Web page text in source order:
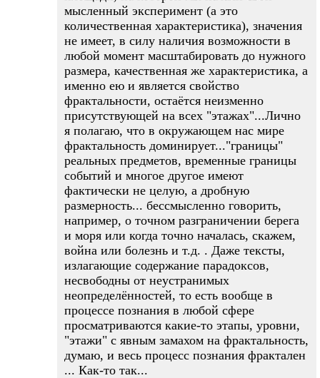
мысленный эксперимент (а это
количественная характеристика), значения
не имеет, в силу наличия возможности в
любой момент масштабировать до нужного
размера, качественная же характеристика, а
именно ею и является свойство
фрактальности, остаётся неизменно
присутствующей на всех "этажах"...Лично
я полагаю, что в окружающем нас мире
фрактальность доминирует..."границы"
реальных предметов, временные границы
событий и многое другое имеют
фактически не целую, а дробную
размерность... бессмысленно говорить,
например, о точном разграничении берега
и моря или когда точно началась, скажем,
война или болезнь и т.д. . Даже тексты,
излагающие содержание парадоксов,
несвободны от неустранимых
неопределённостей, то есть вообще в
процессе познания в любой сфере
просматриваются какие-то этапы, уровни,
"этажи" с явным замахом на фрактальность,
думаю, и весь процесс познания фрактален
... Как-то так...